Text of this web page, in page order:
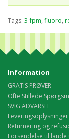
Tags: 3-fpm, fluoro,
Information
GRATIS PRØVER
Ofte Stillede
SVIG ADVARSEL
Leveringsoplysninger
Returnering og
Forsendelse til lande